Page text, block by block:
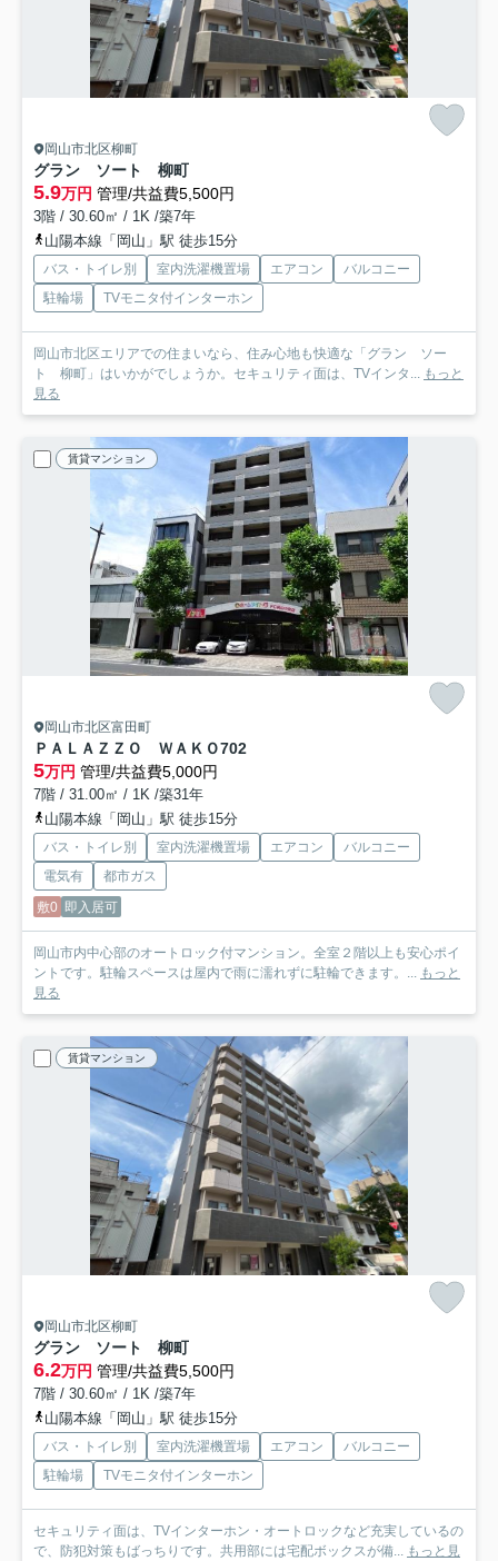
岡山市北区柳町
グラン ソート 柳町
5.9万円 管理/共益費5,500円
3階 / 30.60㎡ / 1K /築7年
山陽本線「岡山」駅 徒歩15分
バス・トイレ別 室内洗濯機置場 エアコン
バルコニー
駐輪場
TVモニタ付インターホン
岡山市北区エリアでの住まいなら、住み心地も快適な「グラン ソー
ト 柳町」はいかがでしょうか。セキュリティ面は、TVインタ...
もっと
見る
賃貸マンション
岡山市北区富田町
ＰＡＬＡＺＺＯ ＷＡＫＯ702
5万円 管理/共益費5,000円
7階 / 31.00㎡ / 1K /築31年
山陽本線「岡山」駅 徒歩15分
バス・トイレ別 室内洗濯機置場 エアコン
バルコニー
電気有
都市ガス
敷0 即入居可
岡山市内中心部のオートロック付マンション。全室２階以上も安心ポイ
ントです。駐輪スペースは屋内で雨に濡れずに駐輪できます。...
もっと
見る
賃貸マンション
岡山市北区柳町
グラン ソート 柳町
6.2万円 管理/共益費5,500円
7階 / 30.60㎡ / 1K /築7年
山陽本線「岡山」駅 徒歩15分
バス・トイレ別 室内洗濯機置場 エアコン
バルコニー
駐輪場
TVモニタ付インターホン
セキュリティ面は、TVインターホン・オートロックなど充実しているの
で、防犯対策もばっちりです。共用部には宅配ボックスが備...
もっと見